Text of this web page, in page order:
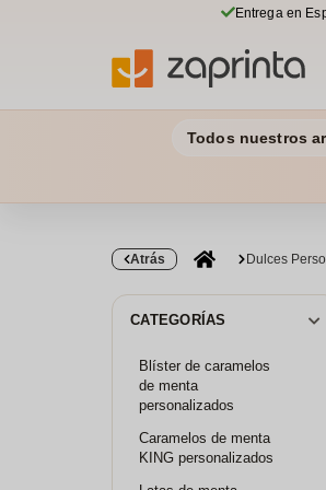
Entrega en
Todos nuestros
Atrás Dulces
CATEGORÍAS
Blíster de caramelos
de menta
personalizados
Caramelos de menta
KING personalizados